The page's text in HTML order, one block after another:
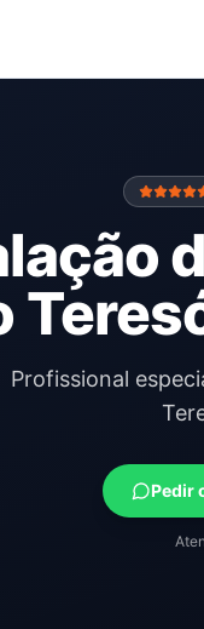
Profissional
Pedir